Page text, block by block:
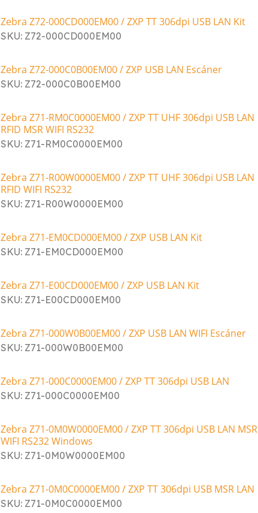
Zebra Z72-000CD000EM00 / ZXP TT 306dpi USB LAN Kit
SKU: Z72-000CD000EM00
Zebra Z72-000C0B00EM00 / ZXP USB LAN Escáner
SKU: Z72-000C0B00EM00
Zebra Z71-RM0C0000EM00 / ZXP TT UHF 306dpi USB LAN
RFID MSR WIFI RS232
SKU: Z71-RM0C0000EM00
Zebra Z71-R00W0000EM00 / ZXP TT UHF 306dpi USB LAN
RFID WIFI RS232
SKU: Z71-R00W0000EM00
Zebra Z71-EM0CD000EM00 / ZXP USB LAN Kit
SKU: Z71-EM0CD000EM00
Zebra Z71-E00CD000EM00 / ZXP USB LAN Kit
SKU: Z71-E00CD000EM00
Zebra Z71-000W0B00EM00 / ZXP USB LAN WIFI Escáner
SKU: Z71-000W0B00EM00
Zebra Z71-000C0000EM00 / ZXP TT 306dpi USB LAN
SKU: Z71-000C0000EM00
Zebra Z71-0M0W0000EM00 / ZXP TT 306dpi USB LAN MSR
WIFI RS232 Windows
SKU: Z71-0M0W0000EM00
Zebra Z71-0M0C0000EM00 / ZXP TT 306dpi USB MSR LAN
SKU: Z71-0M0C0000EM00